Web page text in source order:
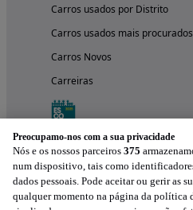
Carros usados por Distrito
Carros usados mais procurados
Carros Novos
Carreiras
Preocupamo-nos com a sua privacidade
Nós e os nossos parceiros 375
num dispositivo, tais como
dados pessoais. Pode aceitar ou gerir as
qualquer momento na página da política